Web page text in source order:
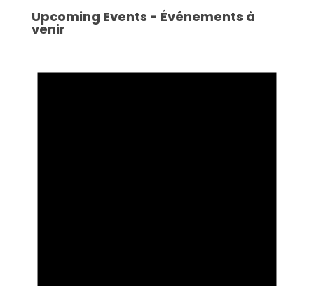
Upcoming Events - Événements à
venir